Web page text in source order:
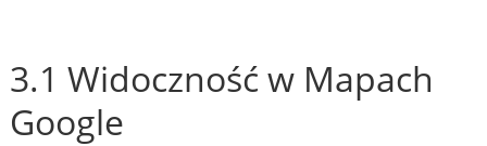
3.1 Widoczność w Mapach
Google